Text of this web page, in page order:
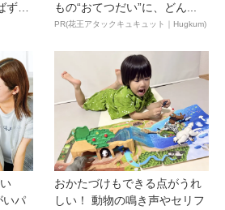
ずか
もの“おてつだい”に、どん...
PR(花王アタックキュキュット｜Hugkum)
いパ
おかたづけもできる点がうれ
しい！ 動物の鳴き声やセリフ